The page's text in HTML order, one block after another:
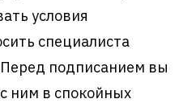
условия
специалиста
Перед подписанием вы
ним в спокойных